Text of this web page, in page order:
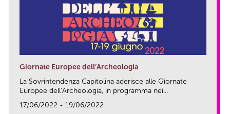
Giornate Europee dell’Archeologia
La Sovrintendenza Capitolina aderisce alle Giornate
Europee dell’Archeologia, in programma nei...
17/06/2022 - 19/06/2022